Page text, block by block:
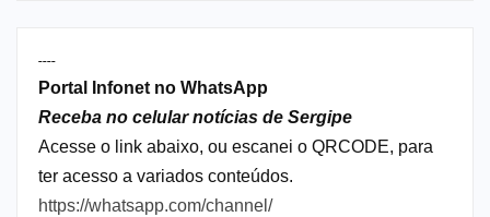
----
Portal Infonet no WhatsApp
Receba no celular notícias de Sergipe
Acesse o link abaixo, ou escanei o QRCODE, para
ter acesso a variados conteúdos.
https://whatsapp.com/channel/